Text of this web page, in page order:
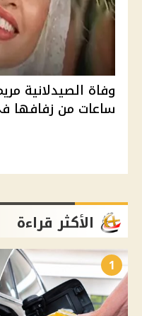
وفاة الصيدلانية
ساعات من زفافها
الأكثر قراءة
1